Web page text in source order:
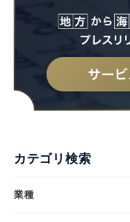
カテゴリ検索
業種